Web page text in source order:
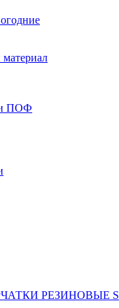
и ПОФ
РЕЗИНОВЫЕ S